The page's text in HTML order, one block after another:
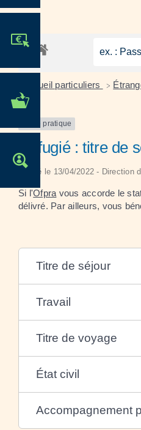
MES DÉMARCHES
OFFRES D'EMPLOI
Accueil particuliers >
Fiche pratique
Réfugié : titre
Vérifié le 13/04/2022 -
Si l'Ofpra vous accorde le
délivré. Par ailleurs, vous
Titre de séjour
Travail
Titre de voyage
État civil
Accompagnement